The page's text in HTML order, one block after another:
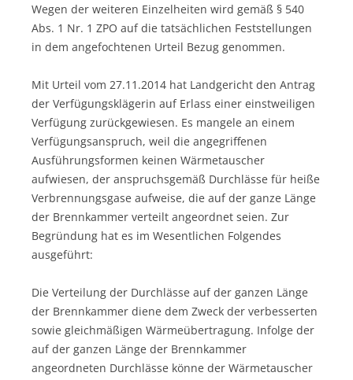
Wegen der weiteren Einzelheiten wird gemäß § 540
Abs. 1 Nr. 1 ZPO auf die tatsächlichen Feststellungen
in dem angefochtenen Urteil Bezug genommen.
Mit Urteil vom 27.11.2014 hat Landgericht den Antrag
der Verfügungsklägerin auf Erlass einer einstweiligen
Verfügung zurückgewiesen. Es mangele an einem
Verfügungsanspruch, weil die angegriffenen
Ausführungsformen keinen Wärmetauscher
aufwiesen, der anspruchsgemäß Durchlässe für heiße
Verbrennungsgase aufweise, die auf der ganze Länge
der Brennkammer verteilt angeordnet seien. Zur
Begründung hat es im Wesentlichen Folgendes
ausgeführt:
Die Verteilung der Durchlässe auf der ganzen Länge
der Brennkammer diene dem Zweck der verbesserten
sowie gleichmäßigen Wärmeübertragung. Infolge der
auf der ganzen Länge der Brennkammer
angeordneten Durchlässe könne der Wärmetauscher